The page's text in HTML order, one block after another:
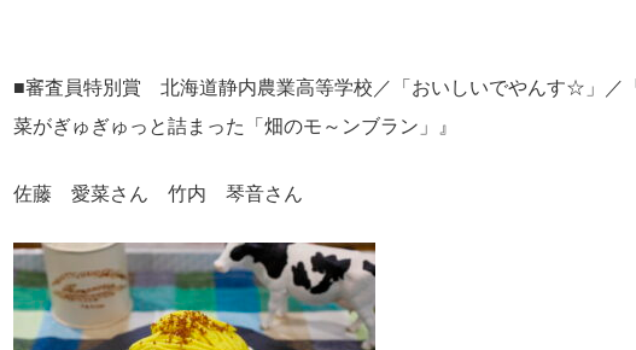
■審査員特別賞 北海道静内農業高等学校／「おいしいでやんす☆」／
菜がぎゅぎゅっと詰まった「畑のモ～ンブラン」』
佐藤 愛菜さん ⽵内 琴⾳さん